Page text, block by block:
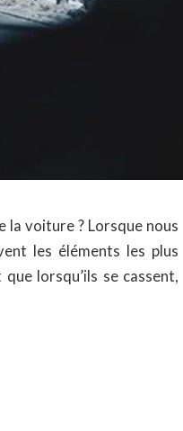
la voiture ? Lorsque nous
les éléments les plus
lorsqu’ils se cassent,